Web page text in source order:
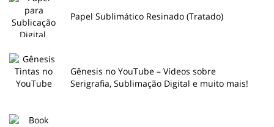
Papel Sublimático Resinado (Tratado)
Gênesis no YouTube – Vídeos sobre
Serigrafia, Sublimação Digital e muito mais!